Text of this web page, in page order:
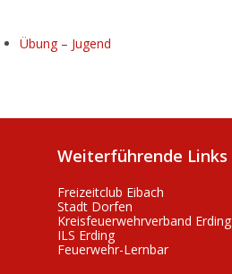
Übung – Jugend
Weiterführende Links
Freizeitclub Eibach
Stadt Dorfen
Kreisfeuerwehrverband Erding
ILS Erding
Feuerwehr-Lernbar